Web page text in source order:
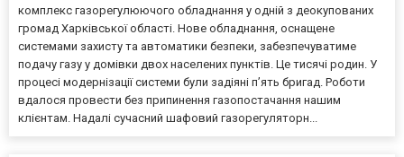
комплекс газорегулюючого обладнання у одній з деокупованих
громад Харківської області. Нове обладнання, оснащене
системами захисту та автоматики безпеки, забезпечуватиме
подачу газу у домівки двох населених пунктів. Це тисячі родин. У
процесі модернізації системи були задіяні п’ять бригад. Роботи
вдалося провести без припинення газопостачання нашим
клієнтам. Надалі сучасний шафовий газорегуляторн...